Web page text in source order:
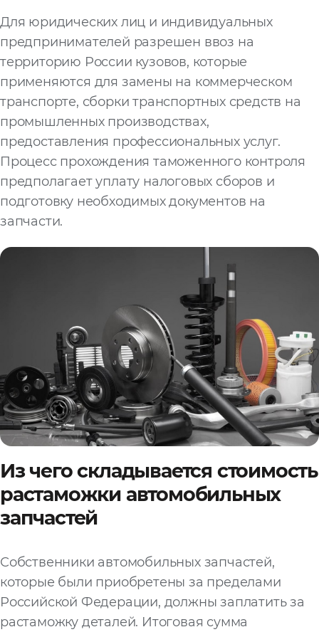
Для юридических лиц и индивидуальных
предпринимателей разрешен ввоз на
территорию России кузовов, которые
применяются для замены на коммерческом
транспорте, сборки транспортных средств на
промышленных производствах,
предоставления профессиональных услуг.
Процесс прохождения таможенного контроля
предполагает уплату налоговых сборов и
подготовку необходимых документов на
запчасти.
Из чего складывается стоимость
растаможки автомобильных
запчастей
Собственники автомобильных запчастей,
которые были приобретены за пределами
Российской Федерации, должны заплатить за
растаможку деталей. Итоговая сумма